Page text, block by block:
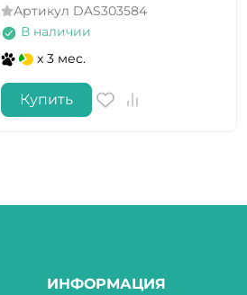
Артикул DAS303584
В наличии
x 3 мес.
Купить
ИНФОРМАЦИЯ